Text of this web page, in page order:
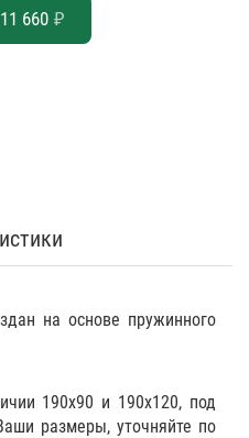
11 660 ₽
на основе пружинного
190х90 и 190х120, под
размеры, уточняйте по